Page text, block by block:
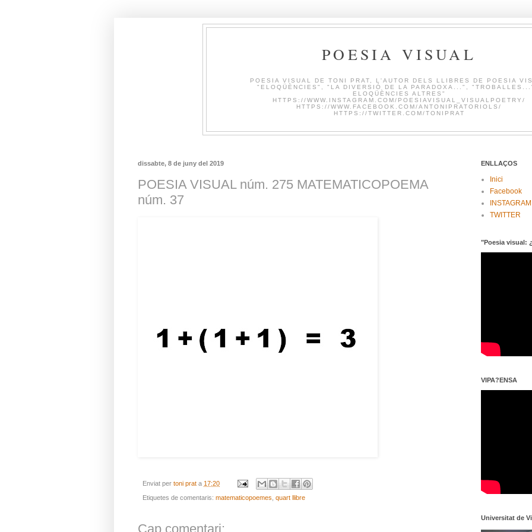
POESIA VISUAL
POESIA VISUAL DE TONI PRAT, L'AUTOR DELS LLIBRES DE POESIA
"ELOQÜÈNCIES", "LA DIVERSIÓ DE LA PARADOXA...",
ELOQÜÈNCIES ALTRES"
HTTPS://WWW.INSTAGRAM.COM/POESIAVISUAL_VISUALPOETRY/
HTTPS://WWW.FACEBOOK.COM/ANTONIPRATORIOLS/
HTTPS://TWITTER.COM/TONIPRAT
dissabte, 8 de juny del 2019
POESIA VISUAL núm. 275 MATEMATICOPOEMA
núm. 37
Enviat per toni prat a 17:20
Etiquetes de comentaris: matematicopoemes quart llibre
Cap comentari:
ENLLAÇOS
Inici
Facebook
INSTAGRAM
TWITTER
"Poesia visual:
VIPA?ENSA
Universitat de